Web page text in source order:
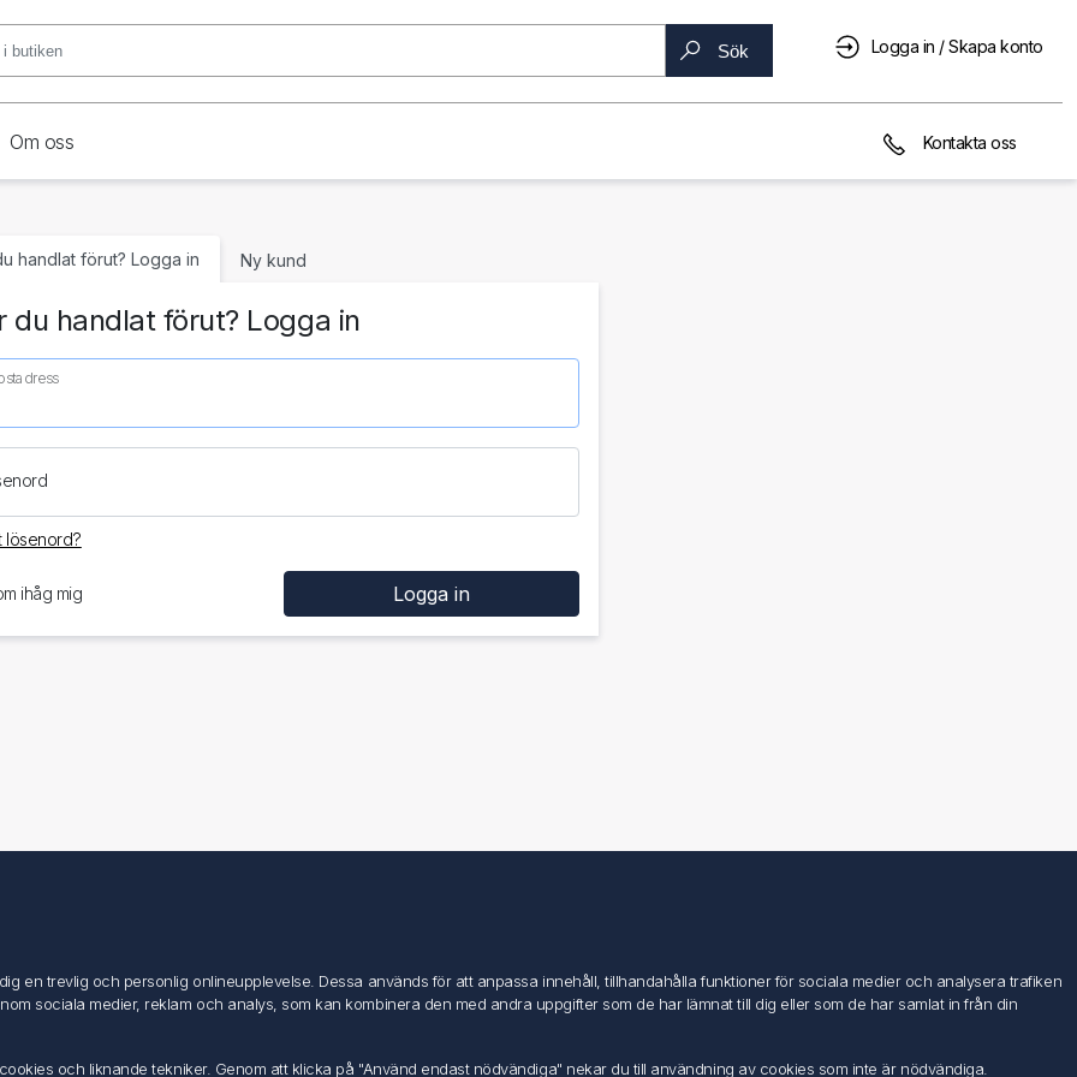
Sök Logga in / Skapa konto
Om oss Kontakta oss
handlat förut? Logga in Ny kund
du handlat förut? Logga in
lösenord?
ihåg mig
Mina ordrar
en trevlig och personlig onlineupplevelse. Dessa används för att anpassa innehåll, tillhandahålla funktioner för sociala medier och analysera trafiken
sociala medier, reklam och analys, som kan kombinera den med andra uppgifter som de har lämnat till dig eller som de har samlat in från din
och liknande tekniker. Genom att klicka på "Använd endast nödvändiga" nekar du till användning av cookies som inte är nödvändiga.